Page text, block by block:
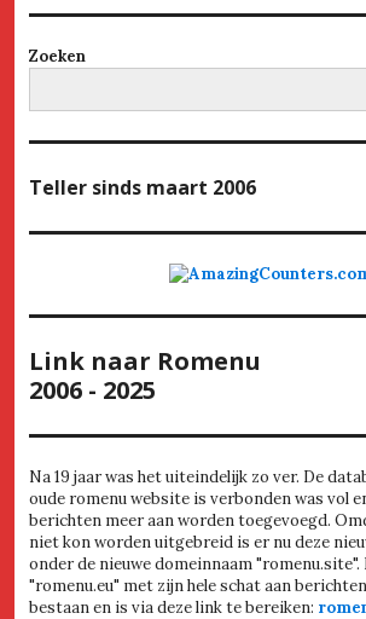
Zoeken
Teller sinds maart 2006
Link naar Romenu
2006 - 2025
Na 19 jaar was het uiteindelijk zo ver. De
oude romenu website is verbonden was vol
berichten meer aan worden toegevoegd.
niet kon worden uitgebreid is er nu deze
onder de nieuwe domeinnaam "romenu.site".
"romenu.eu" met zijn hele schat aan
bestaan en is via deze link te bereiken: